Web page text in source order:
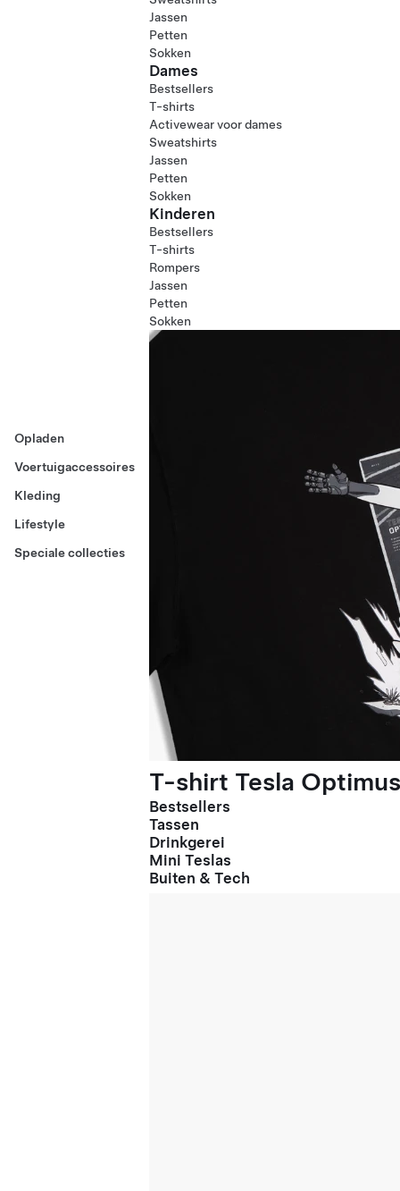
Opladen
Voertuigaccessoires
Kleding
Lifestyle
Speciale collecties
Jassen
Petten
Sokken
Dames
Bestsellers
T-shirts
Activewear voor dames
Sweatshirts
Jassen
Petten
Sokken
Kinderen
Bestsellers
T-shirts
Rompers
Jassen
Petten
Sokken
T-shirt Tesla
Bestsellers
Tassen
Drinkgerei
Mini Teslas
Buiten & Tech